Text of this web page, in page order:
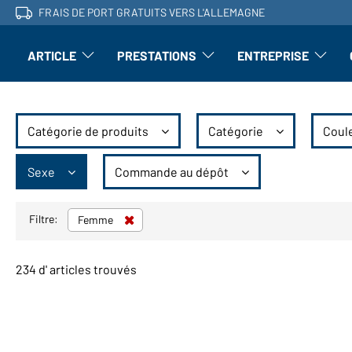
FRAIS DE PORT GRATUITS VERS L'ALLEMAGNE
ARTICLE l'article : Ouvrir le sous-menu
PRESTATIONS Perfectionnement : ouvrir le sous-
ENTREPRISE
Catégorie de produits Catégorie
Sexe Commande au dépôt
Filtre: Femme
234 d' articles trouvés